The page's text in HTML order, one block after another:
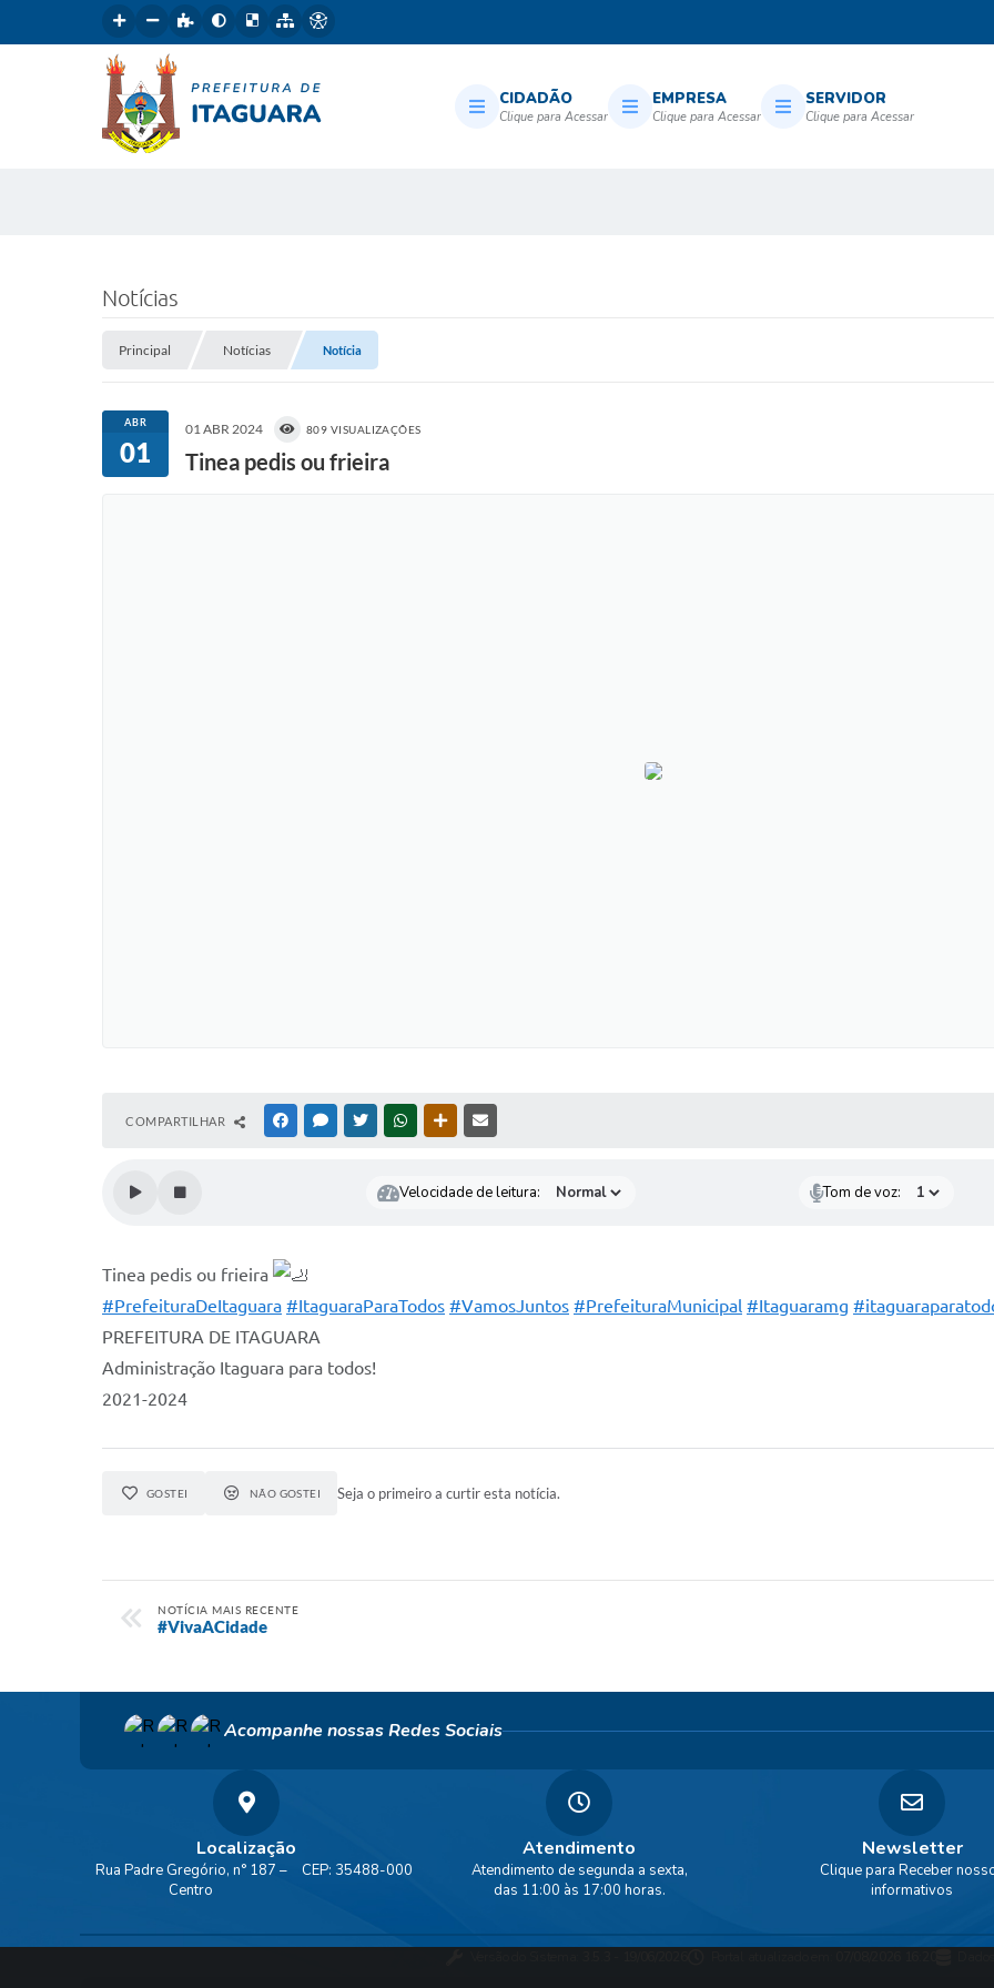
CIDADÃO EMPRESA SERVIDOR
Notícias
Principal Notícias Notícia
ABR
01
01 ABR 2024 809 VISUALIZAÇÕES
Tinea pedis ou frieira
COMPARTILHAR FACEBOOKMESSENGER
TWITTERWHATSAPPOUTRAS MÍDIAS
Velocidade de leitura: Tom de voz:
Tinea pedis ou frieira
#PrefeituraDeItaguara #ItaguaraParaTodos #VamosJuntos #PrefeituraMunicipal #Itaguaramg
PREFEITURA DE ITAGUARA⠀
Administração Itaguara para todos!⠀
2021-2024
GOSTEI NÃO GOSTEI Seja o primeiro a curtir esta notícia.
NOTÍCIA MAIS RECENTE
#VivaACidade
Acompanhe nossas Redes Sociais
Localização
Rua Padre Gregório, n° 187 –
Centro
CEP: 35488-000
Atendimento
Atendimento de segunda a sexta,
das 11:00 às 17:00 horas.
Newsletter
Clique para Receber
informativos